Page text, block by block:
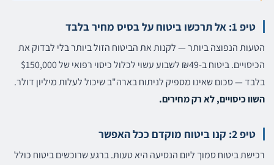
טיפ 1: אל תרכשו ביטוח על בסיס מחיר בלבד
הטעות הנפוצה ביותר — לקנות את הביטוח הזול ביותר בלי לבדוק את
הכיסויים. ביטוח ב-₪49 לשבוע עשוי לכלול כיסוי רפואי של $150,000
בלבד — סכום שאינו מספיק לניתוח בארה"ב שיכול לעלות מיליון דולר.
השוו כיסויים, לא רק מחירים.
טיפ 2: קנו ביטוח מוקדם ככל האפשר
רכישת ביטוח סמוך ליום הנסיעה היא טעות. ברגע שרוכשים ביטוח כולל